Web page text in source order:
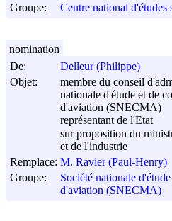
Groupe:
Centre national d'études
De:
Delleur (Philippe)
Objet:
membre du conseil
nationale d'étude et de
d'aviation (SNECMA)
représentant de l'Etat
sur proposition du
et de l'industrie
Remplace: M. Ravier (Paul-Henry)
Groupe:
Société nationale
d'aviation (SNECMA)
nomination